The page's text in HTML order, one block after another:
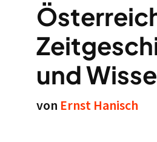
und
von Ernst Hanisch